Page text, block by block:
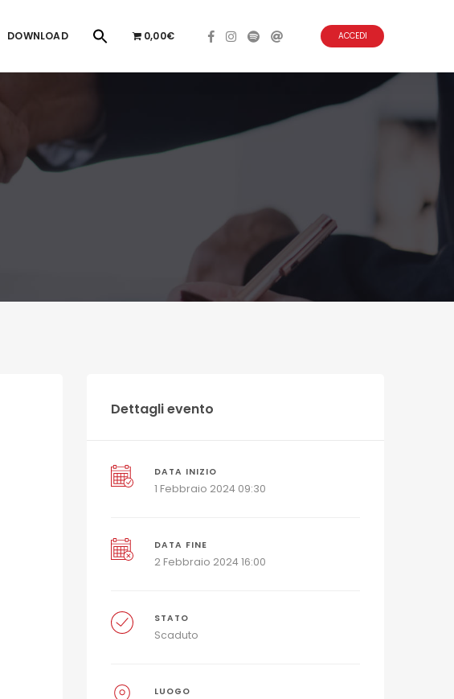
DOWNLOAD 0,00€ ACCEDI
Dettagli evento
DATA INIZIO
1 Febbraio 2024 09:30
DATA FINE
2 Febbraio 2024 16:00
STATO
Scaduto
LUOGO